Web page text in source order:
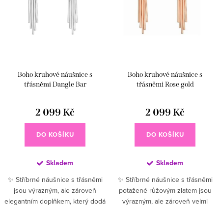
Boho kruhové náušnice s
třásněmi Dangle Bar
2 099 Kč
DO KOŠÍKU
Skladem
✨ Stříbrné náušnice s třásněmi
jsou výrazným, ale zároveň
elegantním doplňkem, který dodá
Boho kruhové náušnice s
třásněmi Rose gold
2 099 Kč
DO KOŠÍKU
Skladem
✨ Stříbrné náušnice s třásněmi
potažené růžovým zlatem jsou
výrazným, ale zároveň velmi